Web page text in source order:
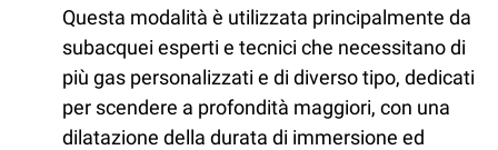
Questa modalità è utilizzata principalmente da
subacquei esperti e tecnici che necessitano di
più gas personalizzati e di diverso tipo, dedicati
per scendere a profondità maggiori, con una
dilatazione della durata di immersione ed